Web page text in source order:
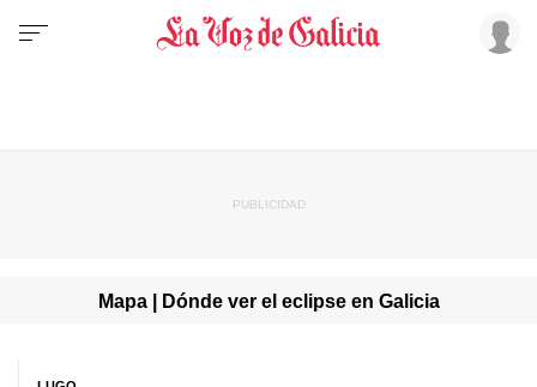
Mapa | Dónde ver el eclipse en Galicia